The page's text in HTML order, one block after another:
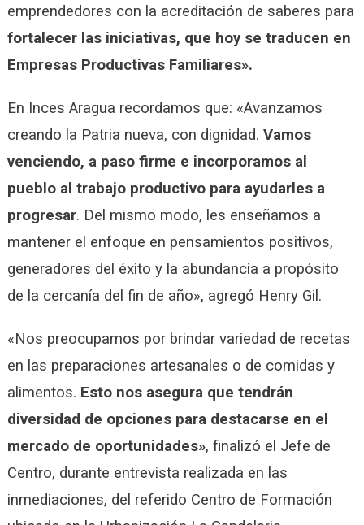
emprendedores con la acreditación de saberes para
fortalecer las iniciativas, que hoy se traducen en
Empresas Productivas Familiares».
En Inces Aragua recordamos que: «Avanzamos
creando la Patria nueva, con dignidad. Vamos
venciendo, a paso firme e incorporamos al
pueblo al trabajo productivo para ayudarles a
progresar. Del mismo modo, les enseñamos a
mantener el enfoque en pensamientos positivos,
generadores del éxito y la abundancia a propósito
de la cercanía del fin de año», agregó Henry Gil.
«Nos preocupamos por brindar variedad de recetas
en las preparaciones artesanales o de comidas y
alimentos. Esto nos asegura que tendrán
diversidad de opciones para destacarse en el
mercado de oportunidades», finalizó el Jefe de
Centro, durante entrevista realizada en las
inmediaciones, del referido Centro de Formación